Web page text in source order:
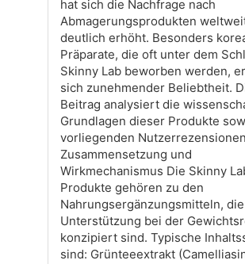
hat sich die Nachfrage nach
Abmagerungsprodukten
deutlich erhöht. Besonders
Präparate, die oft unter dem
Skinny Lab beworben werden,
sich zunehmender Beliebtheit.
Beitrag analysiert die
Grundlagen dieser Produkte
vorliegenden
Zusammensetzung und
Wirkmechanismus Die Skinny
Produkte gehören zu den
Nahrungsergänzungsmitteln,
Unterstützung bei der
konzipiert sind. Typische
sind: Grünteeextrakt